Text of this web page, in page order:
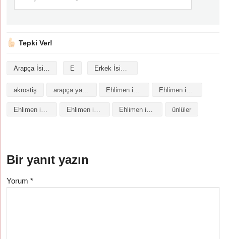
Tepki Ver!
Arapça İsimler E Erkek İsimleri
akrostiş arapça yazılışı
Ehlimen isminin baş harfleriyle şiir Ehlimen isminin kökeni Ehlimen isminin numerolojisi ünlüler
Bir yanıt yazın
Yorum*